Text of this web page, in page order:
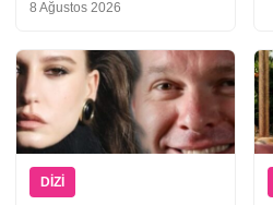
8 Ağustos 2026
DIZI